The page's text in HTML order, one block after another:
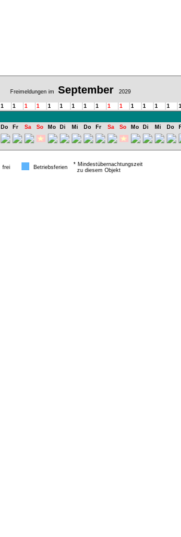
Freimeldungen im September 2029
1 1 1 1 1 1 1 1 1 1 1 1 1 1 1 1
Do Fr Sa So Mo Di Mi Do Fr Sa So Mo Di Mi Do
frei Betriebsferien
* Mindestübernachtungszeit
zu diesem Objekt